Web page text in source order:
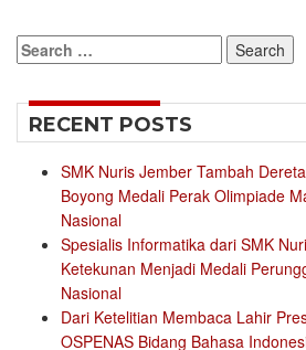
Search
for:
RECENT POSTS
SMK Nuris Jember Tambah
Boyong Medali Perak Olimpiade
Nasional
Spesialis Informatika dari SMK
Ketekunan Menjadi Medali
Nasional
Dari Ketelitian Membaca Lahir
OSPENAS Bidang Bahasa